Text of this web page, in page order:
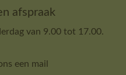
afspraak
van 9.00 tot 17.00.
een mail